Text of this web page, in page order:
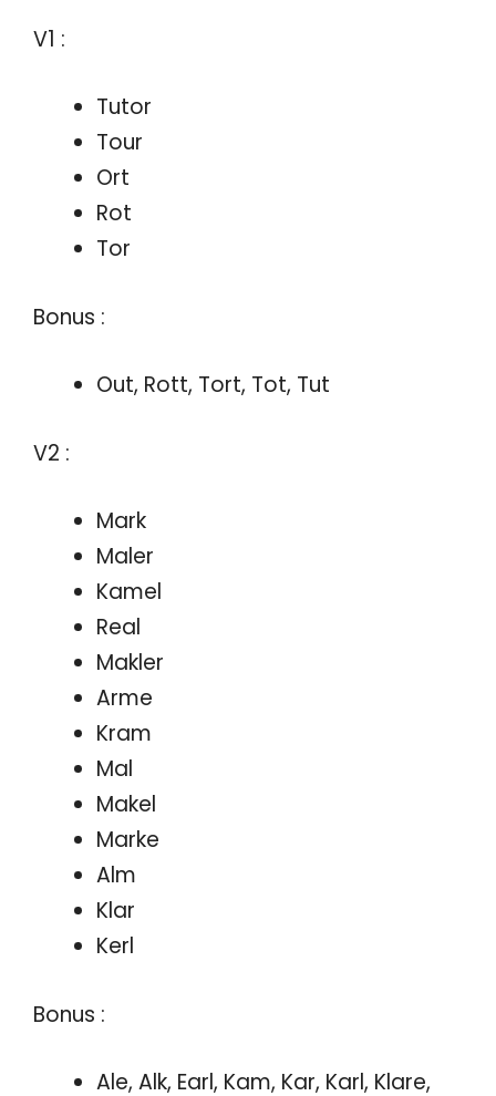
V1 :
Tutor
Tour
Ort
Rot
Tor
Bonus :
Out, Rott, Tort, Tot, Tut
V2 :
Mark
Maler
Kamel
Real
Makler
Arme
Kram
Mal
Makel
Marke
Alm
Klar
Kerl
Bonus :
Ale, Alk, Earl, Kam, Kar, Karl, Klare,